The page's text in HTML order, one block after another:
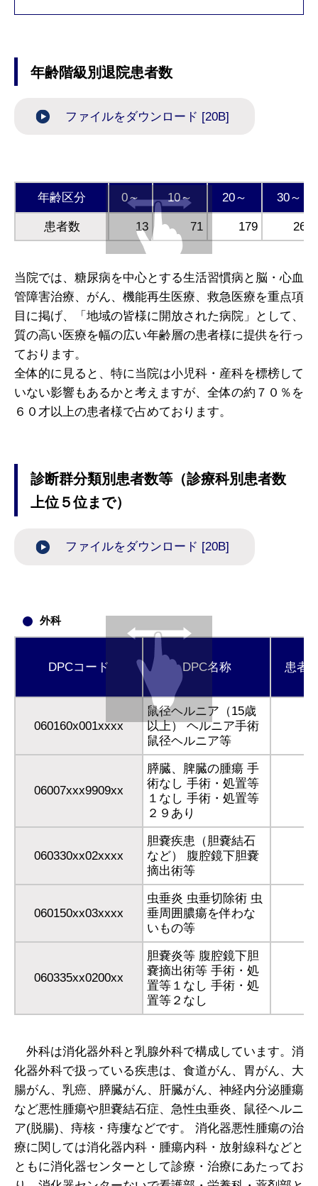
年齢階級別退院患者数
ファイルをダウンロード [20B]
年齢区分 0～ 10～ 20～ 30～
患者数 13 71 179 268
当院では、糖尿病を中心とする生活習慣病と脳・心血
管障害治療、がん、機能再生医療、救急医療を重点項
目に掲げ、「地域の皆様に開放された病院」として、
質の高い医療を幅の広い年齢層の患者様に提供を行っ
ております。
全体的に見ると、特に当院は小児科・産科を標榜して
いない影響もあるかと考えますが、全体の約７０％を
６０才以上の患者様で占めております。
診断群分類別患者数等（診療科別患者数
上位５位まで）
ファイルをダウンロード [20B]
外科
DPCコード DPC名称 患者
060160x001xxxx
鼠径ヘルニア（15歳
以上） ヘルニア手術
鼠径ヘルニア等
06007xxx9909xx
膵臓、脾臓の腫瘍 手
術なし 手術・処置等
１なし 手術・処置等
２９あり
060330xx02xxxx
胆嚢疾患（胆嚢結石
など） 腹腔鏡下胆嚢
摘出術等
060150xx03xxxx
虫垂炎 虫垂切除術 虫
垂周囲膿瘍を伴わな
いもの等
060335xx0200xx
胆嚢炎等 腹腔鏡下胆
嚢摘出術等 手術・処
置等１なし 手術・処
置等２なし
外科は消化器外科と乳腺外科で構成しています。消
化器外科で扱っている疾患は、食道がん、胃がん、大
腸がん、乳癌、膵臓がん、肝臓がん、神経内分泌腫瘍
など悪性腫瘍や胆嚢結石症、急性虫垂炎、鼠径ヘルニ
ア(脱腸)、痔核・痔瘻などです。 消化器悪性腫瘍の治
療に関しては消化器内科・腫瘍内科・放射線科などと
ともに消化器センターとして診療・治療にあたってお